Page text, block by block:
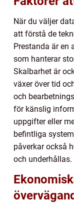
När du väljer
att förstå de
Prestanda är en
som hanterar
Skalbarhet är
växer över tid
och
för känslig
uppgifter eller
befintliga
påverkar också
och underhållas.